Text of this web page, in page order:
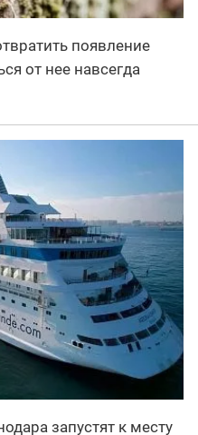
появление
от нее навсегда
запустят к месту